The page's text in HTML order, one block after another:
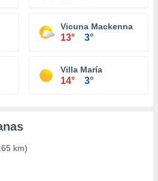
Vicuna Mackenna
13° 3°
Villa María
14° 3°
km)